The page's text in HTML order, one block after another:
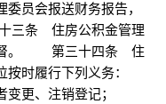
员会报送财务报告，
三条 住房公积金管理
督。 第三十四条 住
时履行下列义务：
变更、注销登记；